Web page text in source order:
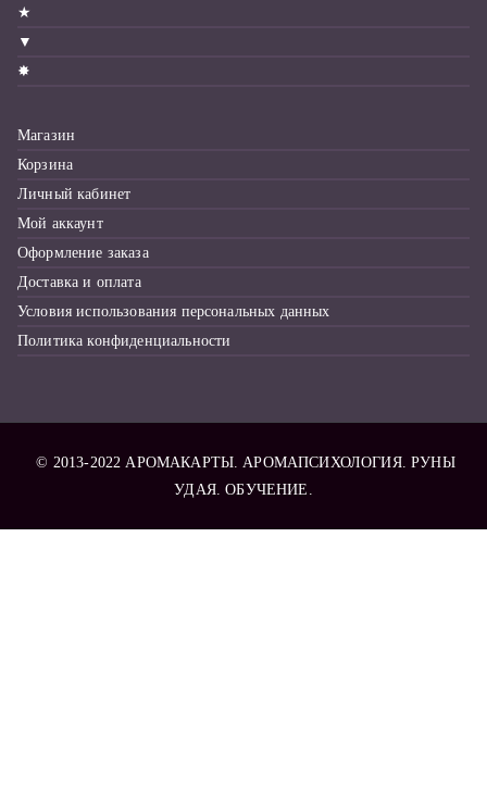
★
▼
✸
Магазин
Корзина
Личный кабинет
Мой аккаунт
Оформление заказа
Доставка и оплата
Условия использования персональных данных
Политика конфиденциальности
© 2013-2022АРОМАКАРТЫ. АРОМАПСИХОЛОГИЯ. РУНЫ
УДАЯ. ОБУЧЕНИЕ.